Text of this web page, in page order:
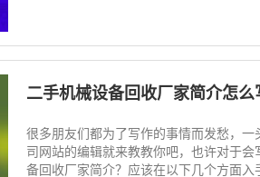
二手机械设备回收厂家简介怎
很多朋友们都为了写作的事情而发愁，
司网站的编辑就来教教你吧，也许对于
备回收厂家简介？应该在以下几个方面